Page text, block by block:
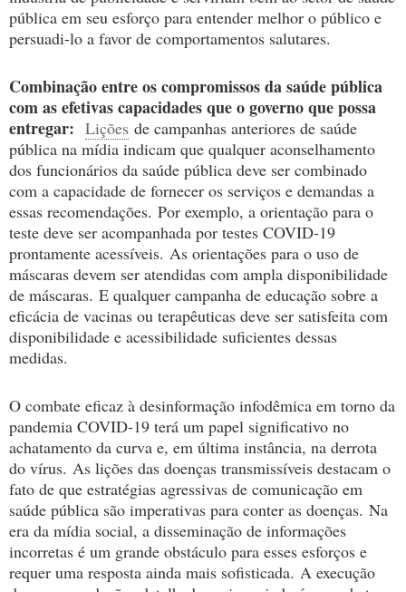
pública em seu esforço para entender melhor o público e
persuadi-lo a favor de comportamentos salutares.
Combinação entre os compromissos da saúde pública
com as efetivas capacidades que o governo que possa
entregar: Lições de campanhas anteriores de saúde
pública na mídia indicam que qualquer aconselhamento
dos funcionários da saúde pública deve ser combinado
com a capacidade de fornecer os serviços e demandas a
essas recomendações. Por exemplo, a orientação para o
teste deve ser acompanhada por testes COVID-19
prontamente acessíveis. As orientações para o uso de
máscaras devem ser atendidas com ampla disponibilidade
de máscaras. E qualquer campanha de educação sobre a
eficácia de vacinas ou terapêuticas deve ser satisfeita com
disponibilidade e acessibilidade suficientes dessas
medidas.
O combate eficaz à desinformação infodêmica em torno da
pandemia COVID-19 terá um papel significativo no
achatamento da curva e, em última instância, na derrota
do vírus. As lições das doenças transmissíveis destacam o
fato de que estratégias agressivas de comunicação em
saúde pública são imperativas para conter as doenças. Na
era da mídia social, a disseminação de informações
incorretas é um grande obstáculo para esses esforços e
requer uma resposta ainda mais sofisticada. A execução